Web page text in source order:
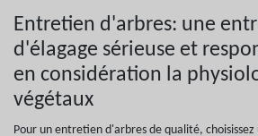
Entretien d'arbres: une
d'élagage sérieuse et
en considération la
végétaux
Pour un entretien d'arbres de qualité,